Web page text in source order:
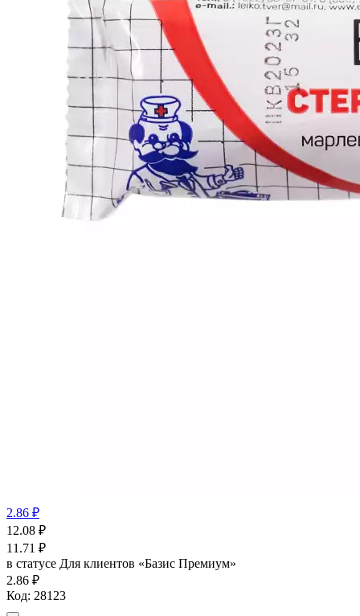
2.86 ₽
12.08 ₽
11.71 ₽
в статусе Для клиентов «Базис Премиум»
2.86 ₽
Код: 28123